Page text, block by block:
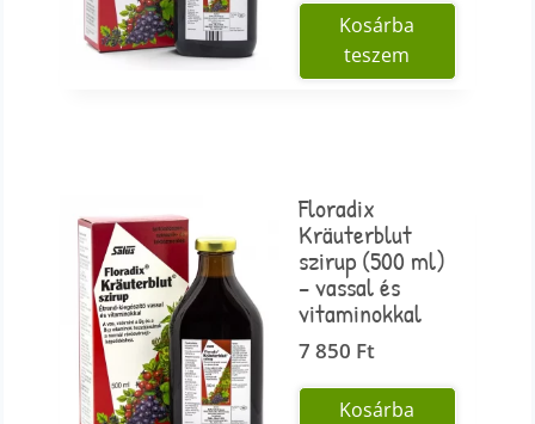
Kosárba
teszem
Floradix
Kräuterblut
szirup (500 ml)
– vassal és
vitaminokkal
7 850 Ft
Kosárba